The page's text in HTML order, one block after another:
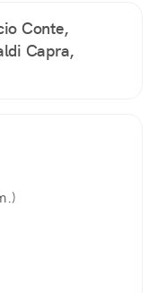
Conte,
Capra,